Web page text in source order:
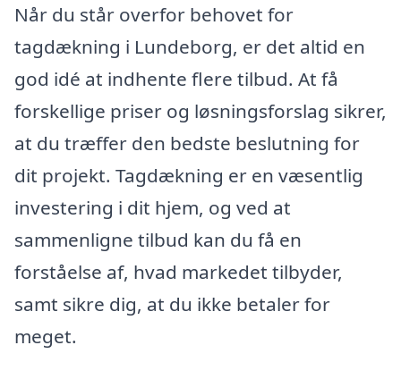
Når du står overfor behovet for
tagdækning i Lundeborg, er det altid en
god idé at indhente flere tilbud. At få
forskellige priser og løsningsforslag sikrer,
at du træffer den bedste beslutning for
dit projekt. Tagdækning er en væsentlig
investering i dit hjem, og ved at
sammenligne tilbud kan du få en
forståelse af, hvad markedet tilbyder,
samt sikre dig, at du ikke betaler for
meget.